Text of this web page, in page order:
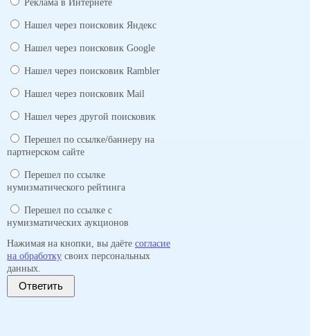
Реклама в Интернете
Нашел через поисковик Яндекс
Нашел через поисковик Google
Нашел через поисковик Rambler
Нашел через поисковик Mail
Нашел через другой поисковик
Перешел по ссылке/баннеру на
партнерском сайте
Перешел по ссылке
нумизматического рейтинга
Перешел по ссылке с
нумизматических аукционов
Нажимая на кнопки, вы даёте согласие
на обработку своих персональных
данных.
Ответить